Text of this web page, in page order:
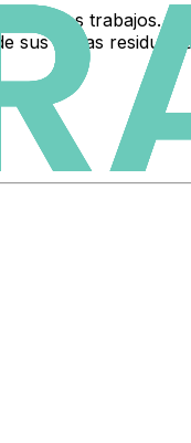
de los trabajos.
sus aguas